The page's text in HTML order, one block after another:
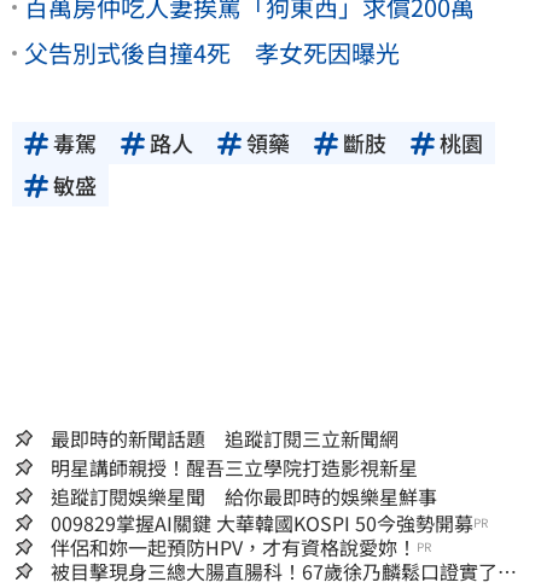
父告別式後自撞4死 孝女死因曝光
毒駕 路人 領藥 斷肢
桃園
敏盛
最即時的新聞話題 追蹤訂閱三立新聞網
明星講師親授！醒吾三立學院打造影視新星
追蹤訂閱娛樂星聞 給你最即時的娛樂星鮮事
009829掌握AI關鍵 大華韓國KOSPI 50今強勢開募PR
伴侶和妳一起預防HPV，才有資格說愛妳！ PR
被目擊現身三總大腸直腸科！67歲徐乃麟鬆口證實了